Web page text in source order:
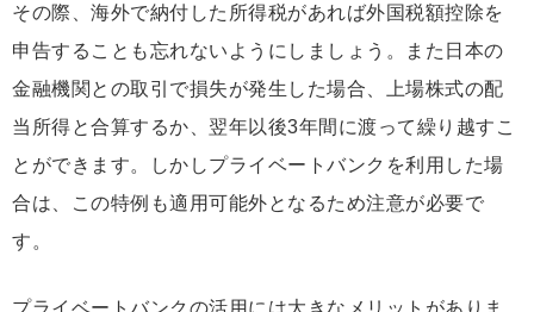
その際、海外で納付した所得税があれば外国税額控除を
申告することも忘れないようにしましょう。また日本の
金融機関との取引で損失が発生した場合、上場株式の配
当所得と合算するか、翌年以後3年間に渡って繰り越すこ
とができます。しかしプライベートバンクを利用した場
合は、この特例も適用可能外となるため注意が必要で
す。
プライベートバンクの活用には大きなメリットがありま